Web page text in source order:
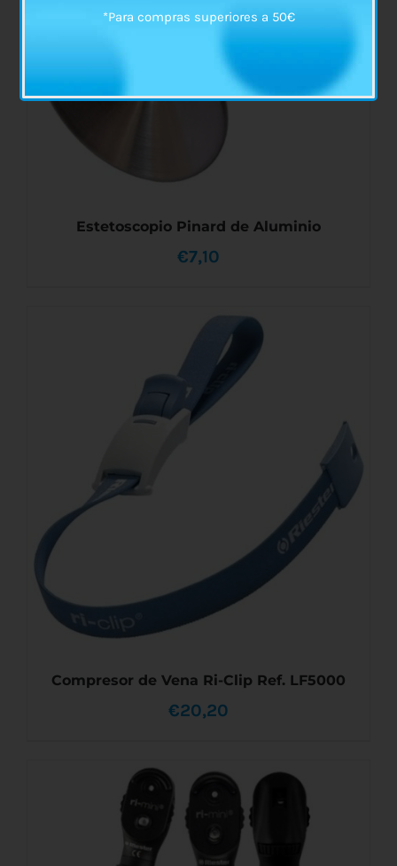
AÑADIR AL CARRITO DETALLES
Estetoscopio Pinard de Aluminio
€7,10
AÑADIR AL CARRITO DETALLES
Compresor de Vena Ri-Clip Ref. LF5000
€20,20
*Para compras superiores a 50€